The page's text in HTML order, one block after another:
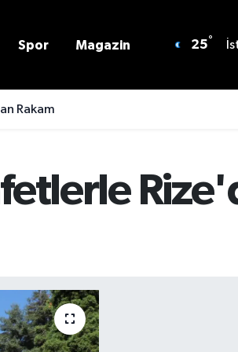
Spor Magazin 25°
Rakam